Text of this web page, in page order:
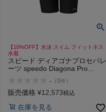
【10%OFF】水泳 スイム フィットネス
水着
スピード ディアゴナプロセパレ
ーツ speedo Diagona Pro
- （0件 ）
販売価格 ¥12,573税込
在庫を見る